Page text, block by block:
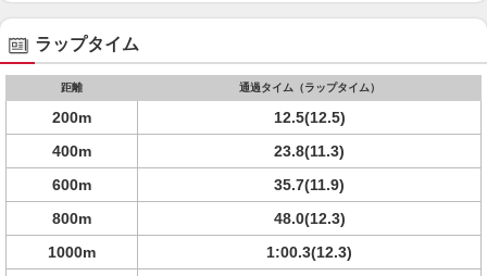
ラップタイム
距離 通過タイム（ラップタイム）
200m
12.5(12.5)
400m
23.8(11.3)
600m
35.7(11.9)
800m
48.0(12.3)
1000m
1:00.3(12.3)